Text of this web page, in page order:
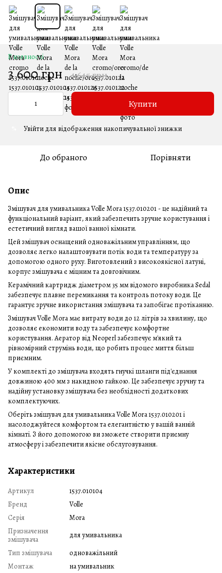
В наявності
3 600 грн 4 645 грн
Купити
Увійти для відображення накопичувальної знижки
До обраного Порівняти
Опис
Змішувач для умивальника Volle Mora 1537.010201 - це надійний та
функціональний варіант, який забезпечить зручне користування і
естетичний вигляд вашої ванної кімнати.
Цей змішувач оснащений одноважільним управлінням, що
дозволяє легко налаштовувати потік води та температуру за
допомогою одного руху. Виготовлений з високоякісної латуні,
корпус змішувача є міцним та довговічним.
Керамічний картридж діаметром 35 мм відомого виробника Sedal
забезпечує плавне перемикання та контроль потоку води. Це
гарантує зручне використання змішувача та запобігає протіканню.
Змішувач Volle Mora має витрату води до 12 літрів за хвилину, що
дозволяє економити воду та забезпечує комфортне
користування. Аератор від Neoperl забезпечує м'який та
рівномірний струмінь води, що робить процес миття більш
приємним.
У комплекті до змішувача входять гнучкі шланги під'єднання
довжиною 400 мм з накидною гайкою. Це забезпечує зручну та
надійну установку змішувача без необхідності додаткових
комплектуючих.
Оберіть змішувач для умивальника Volle Mora 1537.010201 і
насолоджуйтеся комфортом та елегантністю у вашій ванній
кімнаті. З його допомогою ви зможете створити приємну
атмосферу і забезпечити якісне обслуговування.
Характеристики
Артикул
1537.010104
Бренд
Volle
Серія
Mora
Призначення
змішувача
для умивальника
Тип змішувача
одноважільний
Монтаж
на умивальник